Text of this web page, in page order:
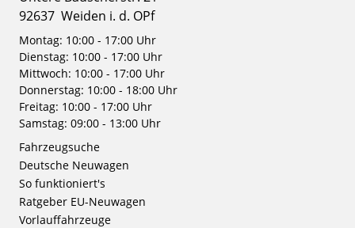
92637 Weiden i. d. OPf
Montag: 10:00 - 17:00 Uhr
Dienstag: 10:00 - 17:00 Uhr
Mittwoch: 10:00 - 17:00 Uhr
Donnerstag: 10:00 - 18:00 Uhr
Freitag: 10:00 - 17:00 Uhr
Samstag: 09:00 - 13:00 Uhr
Fahrzeugsuche
Deutsche Neuwagen
So funktioniert's
Ratgeber EU-Neuwagen
Vorlauffahrzeuge